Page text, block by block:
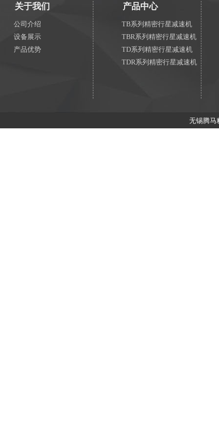
关于我们
公司介绍
设备展示
产品优势
产品中心
TB系列精密行星减速机
TBR系列精密行星减速机
TD系列精密行星减速机
TDR系列精密行星减速机
无锡腾马